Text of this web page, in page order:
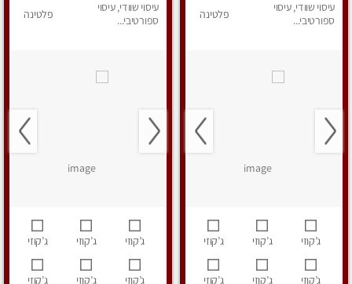
עיסוי שוודי, עיסוי
ספורטיבי...
פלטינה
ג’קוזי ג’קוזי ג’קוזי
ג’קוזי ג’קוזי ג’קוזי
עיסוי שוודי, עיסוי
ספורטיבי...
פלטינה
ג’קוזי ג’קוזי ג’קוזי
ג’קוזי ג’קוזי ג’קוזי